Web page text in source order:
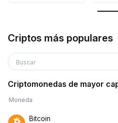
Criptos más populares
Buscar
Criptomonedas de mayor
Moneda
Bitcoin